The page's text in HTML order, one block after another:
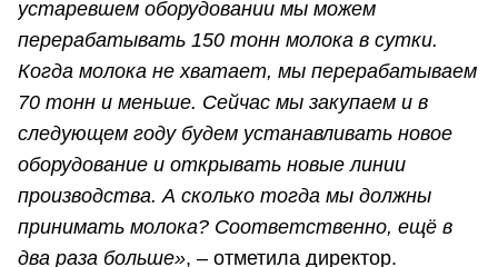
устаревшем оборудовании мы можем
перерабатывать 150 тонн молока в сутки.
Когда молока не хватает, мы перерабатываем
70 тонн и меньше. Сейчас мы закупаем и в
следующем году будем устанавливать новое
оборудование и открывать новые линии
производства. А сколько тогда мы должны
принимать молока? Соответственно, ещё в
два раза больше», – отметила директор.